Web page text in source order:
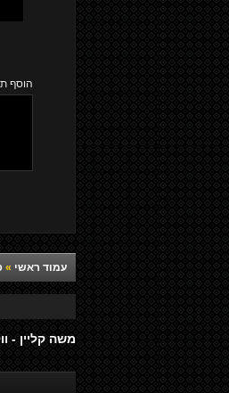
הוסף
עמוד ראשי »
משה קליין - ווקאלי 2026 מיני אלבום